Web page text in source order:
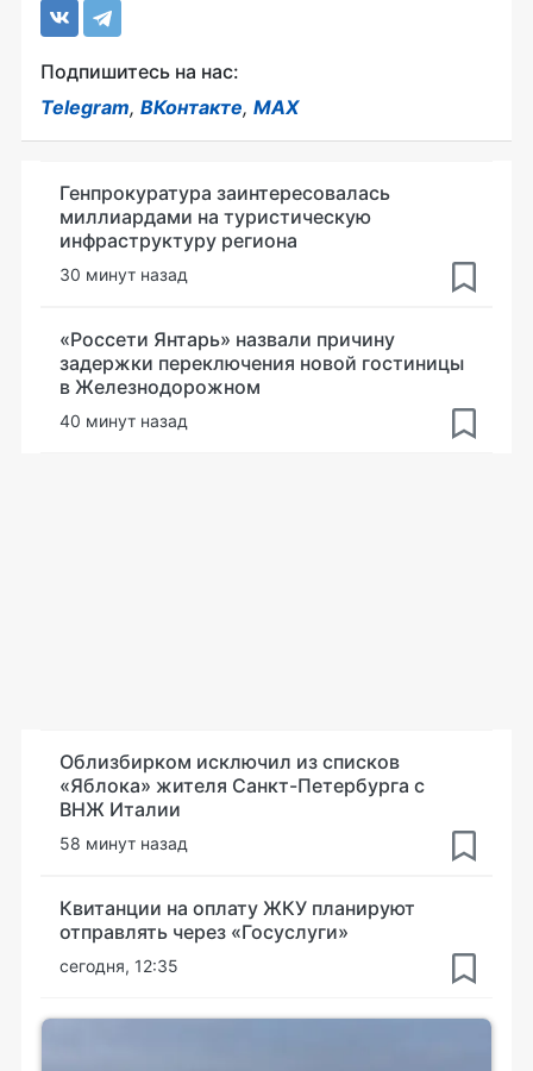
Подпишитесь на нас:
Telegram, ВКонтакте, MAX
Генпрокуратура заинтересовалась
миллиардами на туристическую
инфраструктуру региона
30 минут назад
«Россети Янтарь» назвали причину
задержки переключения новой гостиницы
в Железнодорожном
40 минут назад
Облизбирком исключил из списков
«Яблока» жителя Санкт-Петербурга с
ВНЖ Италии
58 минут назад
Квитанции на оплату ЖКУ планируют
отправлять через «Госуслуги»
сегодня, 12:35